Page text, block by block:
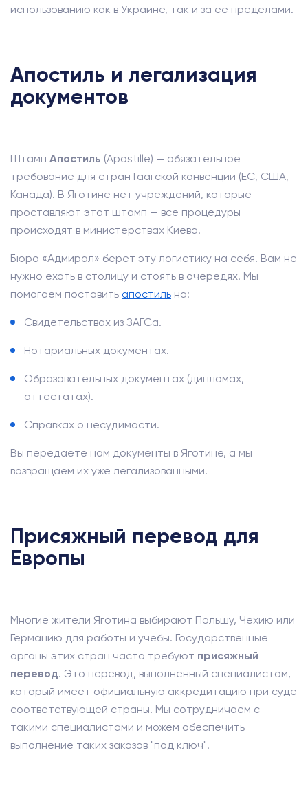
использованию как в Украине, так и за ее пределами.
Апостиль и легализация
документов
Штамп Апостиль (Apostille) — обязательное
требование для стран Гаагской конвенции (ЕС, США,
Канада). В Яготине нет учреждений, которые
проставляют этот штамп — все процедуры
происходят в министерствах Киева.
Бюро «Адмирал» берет эту логистику на себя. Вам не
нужно ехать в столицу и стоять в очередях. Мы
помогаем поставить апостиль на:
Свидетельствах из ЗАГСа.
Нотариальных документах.
Образовательных документах (дипломах,
аттестатах).
Справках о несудимости.
Вы передаете нам документы в Яготине, а мы
возвращаем их уже легализованными.
Присяжный перевод для
Европы
Многие жители Яготина выбирают Польшу, Чехию или
Германию для работы и учебы. Государственные
органы этих стран часто требуют присяжный
перевод. Это перевод, выполненный специалистом,
который имеет официальную аккредитацию при суде
соответствующей страны. Мы сотрудничаем с
такими специалистами и можем обеспечить
выполнение таких заказов "под ключ".